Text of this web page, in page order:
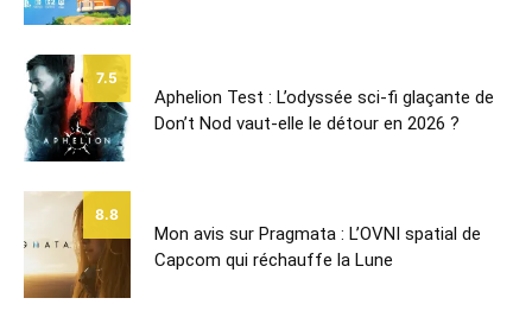
7.5
Aphelion Test : L’odyssée sci-fi glaçante de
Don’t Nod vaut-elle le détour en 2026 ?
8.8
Mon avis sur Pragmata : L’OVNI spatial de
Capcom qui réchauffe la Lune